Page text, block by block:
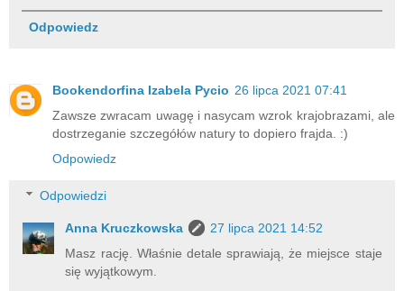
Odpowiedz
Bookendorfina Izabela Pycio 26 lipca 2021 07:41
Zawsze zwracam uwagę i nasycam wzrok krajobrazami, ale
dostrzeganie szczegółów natury to dopiero frajda. :)
Odpowiedz
Odpowiedzi
Anna Kruczkowska
27 lipca 2021 14:52
Masz rację. Właśnie detale sprawiają, że miejsce staje
się wyjątkowym.